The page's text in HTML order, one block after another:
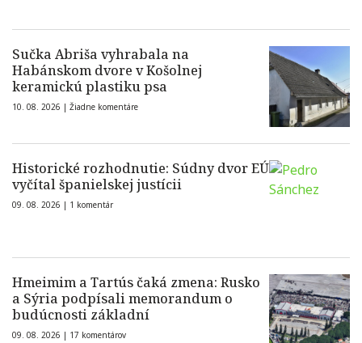
Sučka Abriša vyhrabala na
Habánskom dvore v Košolnej
keramickú plastiku psa
10. 08. 2026 | Žiadne komentáre
Historické rozhodnutie: Súdny dvor EÚ
vyčítal španielskej justícii
09. 08. 2026 | 1 komentár
Hmeimim a Tartús čaká zmena: Rusko
a Sýria podpísali memorandum o
budúcnosti základní
09. 08. 2026 | 17 komentárov